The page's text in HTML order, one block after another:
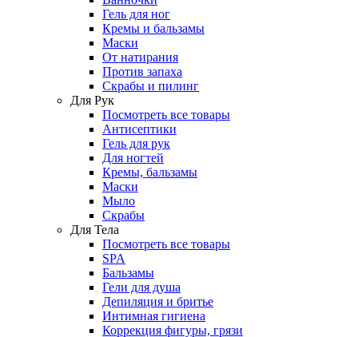
Гель для ног
Кремы и бальзамы
Маски
От натирания
Против запаха
Скрабы и пилинг
Для Рук
Посмотреть все товары
Антисептики
Гель для рук
Для ногтей
Кремы, бальзамы
Маски
Мыло
Скрабы
Для Тела
Посмотреть все товары
SPA
Бальзамы
Гели для душа
Депиляция и бритье
Интимная гигиена
Коррекция фигуры, грязи